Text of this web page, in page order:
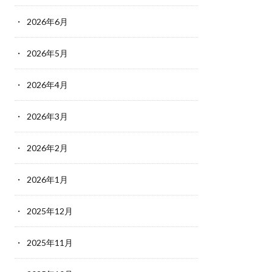
2026年6月
2026年5月
2026年4月
2026年3月
2026年2月
2026年1月
2025年12月
2025年11月